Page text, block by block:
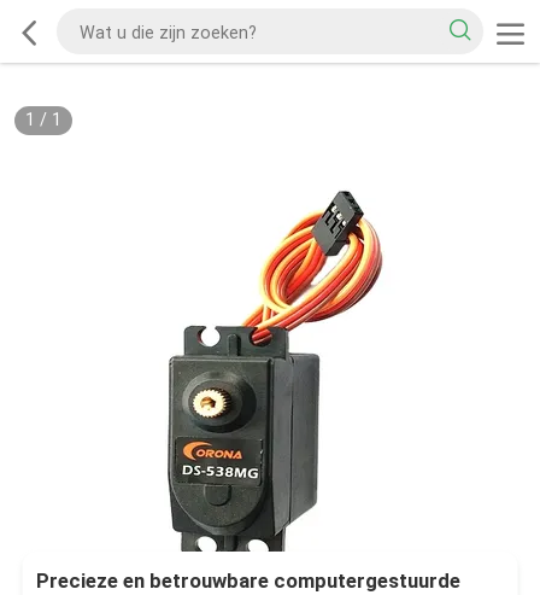
1 / 1
Precieze en betrouwbare computergestuurde